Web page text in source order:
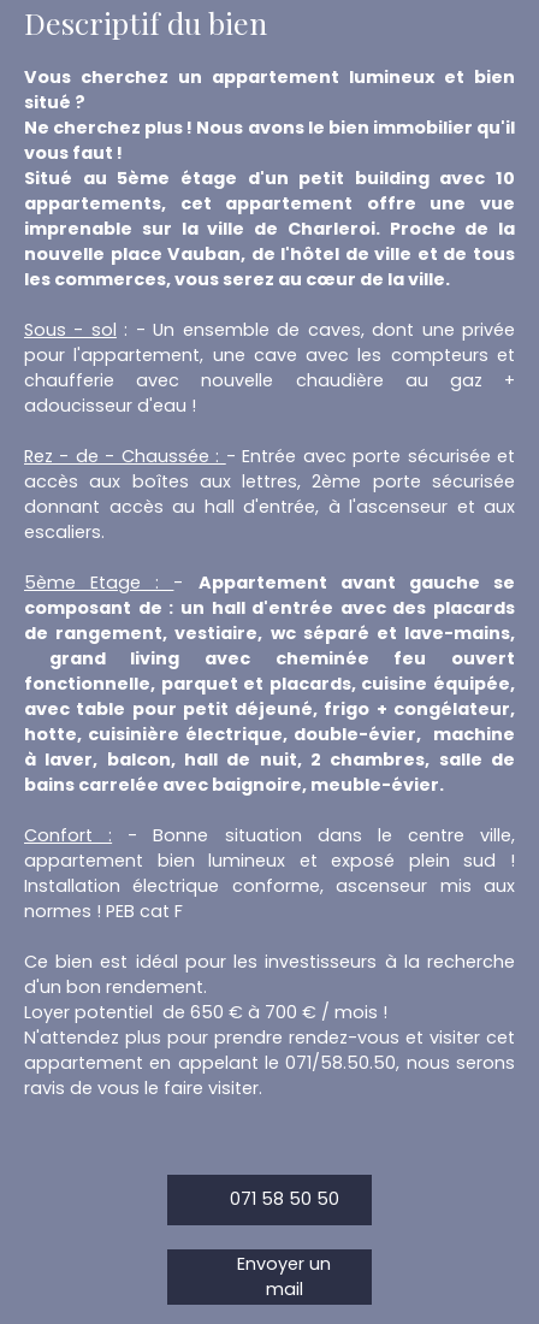
Descriptif du bien
Vous cherchez un appartement lumineux et bien
situé ?
Ne cherchez plus ! Nous avons le bien immobilier qu'il
vous faut !
Situé au 5ème étage d'un petit building avec 10
appartements, cet appartement offre une vue
imprenable sur la ville de Charleroi. Proche de la
nouvelle place Vauban, de l'hôtel de ville et de tous
les commerces, vous serez au cœur de la ville.
Sous - sol : - Un ensemble de caves, dont une privée
pour l'appartement, une cave avec les compteurs et
chaufferie avec nouvelle chaudière au gaz +
adoucisseur d'eau !
Rez - de - Chaussée : - Entrée avec porte sécurisée et
accès aux boîtes aux lettres, 2ème porte sécurisée
donnant accès au hall d'entrée, à l'ascenseur et aux
escaliers.
5ème Etage : - Appartement avant gauche se
composant de : un hall d'entrée avec des placards
de rangement, vestiaire, wc séparé et lave-mains,
grand living avec cheminée feu ouvert
fonctionnelle, parquet et placards, cuisine équipée,
avec table pour petit déjeuné, frigo + congélateur,
hotte, cuisinière électrique, double-évier, machine
à laver, balcon, hall de nuit, 2 chambres, salle de
bains carrelée avec baignoire, meuble-évier.
Confort : - Bonne situation dans le centre ville,
appartement bien lumineux et exposé plein sud !
Installation électrique conforme, ascenseur mis aux
normes ! PEB cat F
Ce bien est idéal pour les investisseurs à la recherche
d'un bon rendement.
Loyer potentiel de 650 € à 700 € / mois !
N'attendez plus pour prendre rendez-vous et visiter cet
appartement en appelant le 071/58.50.50, nous serons
ravis de vous le faire visiter.
071 58 50 50
Envoyer un
mail